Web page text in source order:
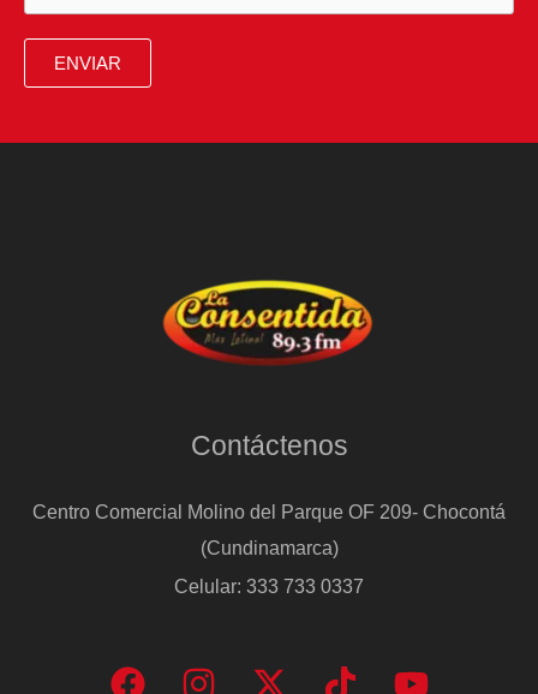
ENVIAR
Contáctenos
Centro Comercial Molino del Parque OF 209- Chocontá
(Cundinamarca)
Celular: 333 733 0337